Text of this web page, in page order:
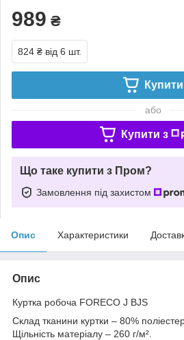
989 ₴
824 ₴ від 6 шт.
Купити
або
Купити з
Що таке купити з Пром?
Замовлення під захистом
Опис Характеристики
Опис
Куртка робоча FORECO J BJS
Склад тканини куртки – 80%
Щільність матеріалу – 260 г/м².